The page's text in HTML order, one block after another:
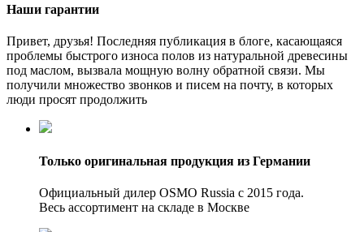
Наши гарантии
Привет, друзья! Последняя публикация в блоге, касающаяся
проблемы быстрого износа полов из натуральной древесины
под маслом, вызвала мощную волну обратной связи. Мы
получили множество звонков и писем на почту, в которых
люди просят продолжить
Только оригинальная продукция из Германии
Официальный дилер OSMO Russia с 2015 года.
Весь ассортимент на складе в Москве